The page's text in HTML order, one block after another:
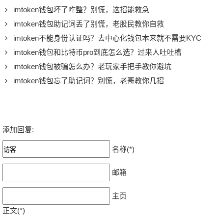
imtoken钱包坏了咋整？别慌，这招能救急
imtoken钱包助记词丢了别慌，老股民教你自救
imtoken不能身份认证吗？去中心化钱包本来就不需要KYC
imtoken钱包和比特币pro到底怎么选？过来人吐吐槽
imtoken钱包被骗怎么办？老玩家手把手教你避坑
imtoken钱包忘了助记词？别慌，老哥教你几招
添加回复:
名称(*)
邮箱
主页
正文(*)